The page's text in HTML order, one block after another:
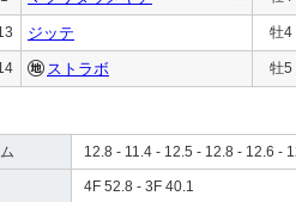
ジッテ 牡4
ストラボ 牡5
12.8 - 11.4 - 12.5 - 12.8 - 12.6 -
4F 52.8 - 3F 40.1